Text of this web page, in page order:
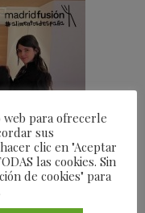
para ofrecerle
sus
clic en "Aceptar
las cookies. Sin
de cookies" para